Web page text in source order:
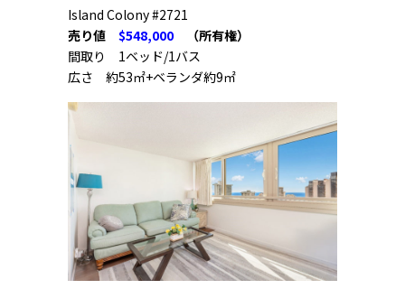
Island Colony #2721
売り値 $548,000
（所有権）
間取り 1ベッド/1バス
広さ 約53㎡+ベランダ約9㎡